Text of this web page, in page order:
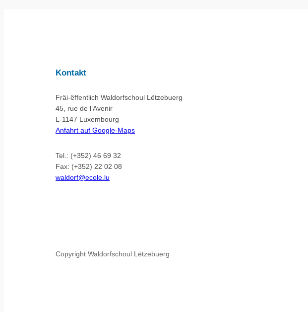
Kontakt
Fräi-ëffentlich Waldorfschoul Lëtzebuerg
45, rue de l’Avenir
L-1147 Luxembourg
Anfahrt auf Google-Maps
Tel.: (+352) 46 69 32
Fax: (+352) 22 02 08
waldorf@ecole.lu
Copyright Waldorfschoul Lëtzebuerg